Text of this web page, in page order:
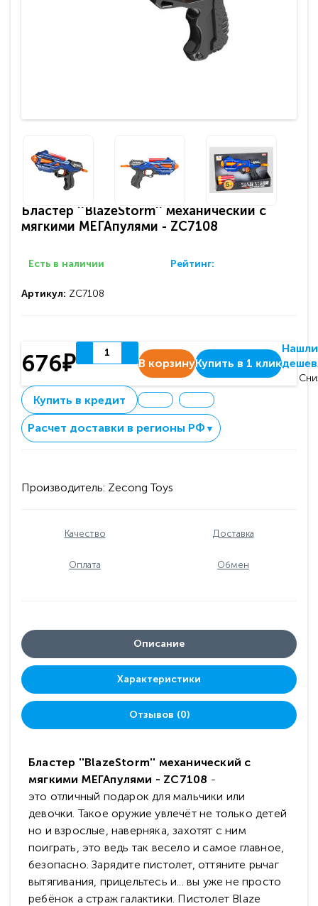
Бластер ''BlazeStorm'' механический с
мягкими МЕГАпулями - ZC7108
Есть в наличии Рейтинг:
Артикул: ZC7108
676₽ В корзинуКупить в 1 клик
Нашли
Купить в кредит
Расчет доставки в регионы РФ ▼
Производитель: Zecong Toys
Качество Доставка
Оплата Обмен
Описание
Характеристики
Отзывов (0)
Бластер ''BlazeStorm'' механический с
мягкими МЕГАпулями - ZC7108 -
это отличный подарок для мальчики или
девочки. Такое оружие увлечёт не только детей
но и взрослые, наверняка, захотят с ним
поиграть, это ведь так весело и самое главное,
безопасно. Зарядите пистолет, оттяните рычаг
вытягивания, прицельтесь и... вы уже не просто
ребёнок а страж галактики. Пистолет Blaze